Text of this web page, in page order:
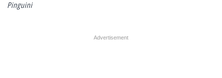
Pinguini